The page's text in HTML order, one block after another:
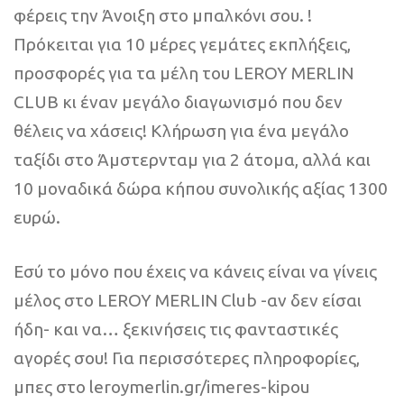
φέρεις την Άνοιξη στο μπαλκόνι σου. !
Πρόκειται για 10 μέρες γεμάτες εκπλήξεις,
προσφορές για τα μέλη του LEROY MERLIN
CLUB κι έναν μεγάλο διαγωνισμό που δεν
θέλεις να χάσεις! Κλήρωση για ένα μεγάλο
ταξίδι στο Άμστερνταμ για 2 άτομα, αλλά και
10 μοναδικά δώρα κήπου συνολικής αξίας 1300
ευρώ.
Εσύ το μόνο που έχεις να κάνεις είναι να γίνεις
μέλος στο LEROY MERLIN Club -αν δεν είσαι
ήδη- και να… ξεκινήσεις τις φανταστικές
αγορές σου! Για περισσότερες πληροφορίες,
μπες στο leroymerlin.gr/imeres-kipou